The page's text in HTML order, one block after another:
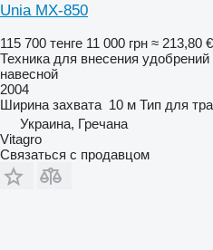
Unia MX-850
115 700 тенге 11 000 грн ≈ 213,80 €
Техника для внесения
навесной
2004
Ширина захвата 10 м Тип для
Украина, Гречана
Vitagro
Связаться с продавцом